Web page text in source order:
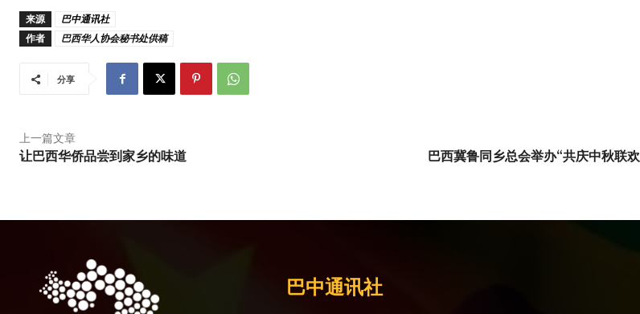
来源
巴中通讯社
作者
巴西华人协会秘书处供稿
分享
上一篇文章
让巴西华侨品尝到家乡的味道
巴西冀鲁同乡总会举办“共庆中秋联
巴中通讯社